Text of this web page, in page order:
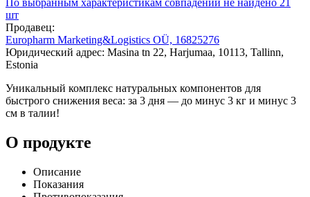
шт
Продавец:
Europharm Marketing&Logistics OÜ, 16825276
Юридический адрес: Masina tn 22, Harjumaa, 10113, Tallinn,
Estonia
Уникальный комплекс натуральных компонентов для
быстрого снижения веса: за 3 дня — до минус 3 кг и минус 3
см в талии!
О продукте
Описание
Показания